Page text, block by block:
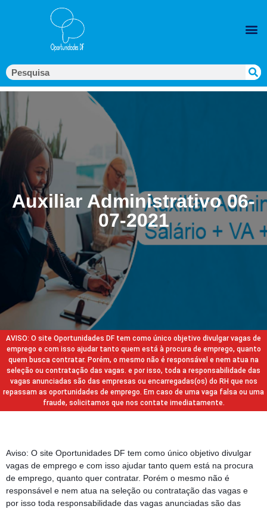
Auxiliar Administrativo 06-
07-2021
AVISO: O site Oportunidades DF tem como único objetivo divulgar vagas de
emprego e com isso ajudar tanto quem está à procura de emprego, quanto
quem busca contratar. Porém, o mesmo não é responsável e nem atua na
seleção ou contratação das vagas. e por isso, toda a responsabilidade das
vagas anunciadas são das empresas ou encarregadas(os) do RH que nos
repassam as oportunidades de emprego. Em caso de uma vaga falsa ou uma
fraude, solicitamos que nos contate imediatamente.
Aviso: O site Oportunidades DF tem como único objetivo divulgar
vagas de emprego e com isso ajudar tanto quem está na procura
de emprego, quanto quer contratar. Porém o mesmo não é
responsável e nem atua na seleção ou contratação das vagas e
por isso toda responsabilidade das vagas anunciadas são das